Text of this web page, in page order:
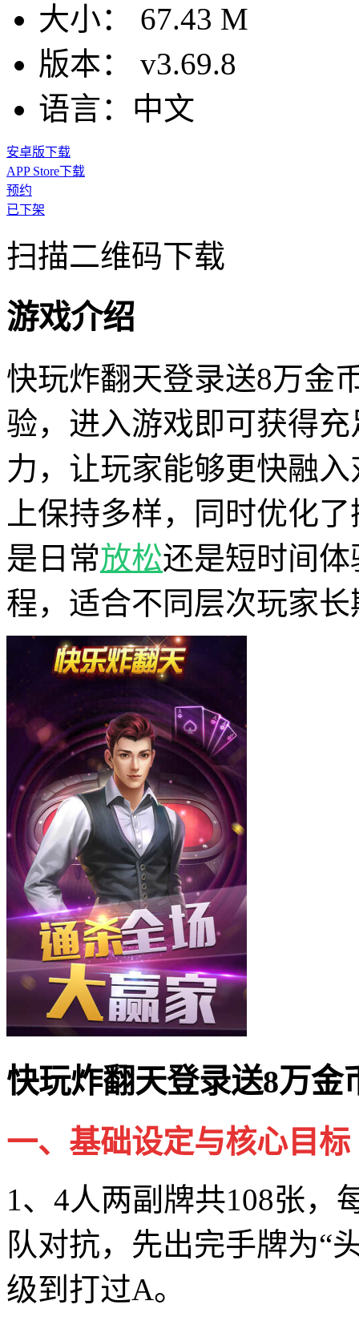
大小：
67.43 M
版本：
v3.69.8
语言： 中文
安卓版下载
APP Store下载
预约
已下架
扫描二维码下载
游戏介绍
快玩炸翻天登录送8万金
验，进入游戏即可获得
力，让玩家能够更快融
上保持多样，同时优化
是日常放松还是短时间
程，适合不同层次玩家
快玩炸翻天登录送8万金
一、基础设定与核心目标
1、4人两副牌共108张，
队对抗，先出完手牌为“
级到打过A。